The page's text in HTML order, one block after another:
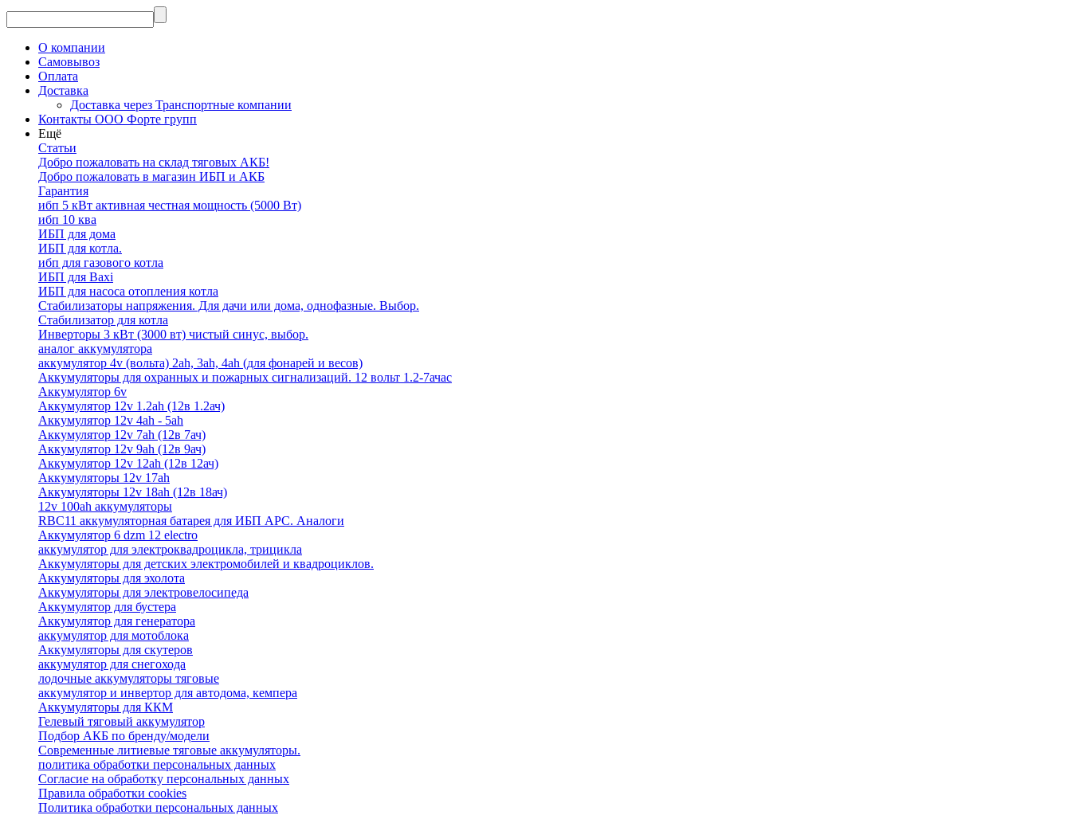
О компании
Самовывоз
Оплата
Доставка
Доставка через Транспортные компании
Контакты ООО Форте групп
Ещё
Статьи
Добро пожаловать на склад тяговых АКБ!
Добро пожаловать в магазин ИБП и АКБ
Гарантия
ибп 5 кВт активная честная мощность (5000 Вт)
ибп 10 ква
ИБП для дома
ИБП для котла.
ибп для газового котла
ИБП для Baxi
ИБП для насоса отопления котла
Стабилизаторы напряжения. Для дачи или дома, однофазные. Выбор.
Стабилизатор для котла
Инверторы 3 кВт (3000 вт) чистый синус, выбор.
аналог аккумулятора
аккумулятор 4v (вольта) 2ah, 3ah, 4ah (для фонарей и весов)
Аккумуляторы для охранных и пожарных сигнализаций. 12 вольт 1.2-7ачас
Аккумулятор 6v
Аккумулятор 12v 1.2ah (12в 1.2ач)
Аккумулятор 12v 4ah - 5ah
Аккумулятор 12v 7ah (12в 7ач)
Аккумулятор 12v 9ah (12в 9ач)
Аккумулятор 12v 12ah (12в 12ач)
Аккумуляторы 12v 17ah
Аккумуляторы 12v 18ah (12в 18ач)
12v 100ah аккумуляторы
RBC11 аккумуляторная батарея для ИБП APC. Аналоги
Аккумулятор 6 dzm 12 electro
аккумулятор для электроквадроцикла, трицикла
Аккумуляторы для детских электромобилей и квадроциклов.
Аккумуляторы для эхолота
Аккумуляторы для электровелосипеда
Аккумулятор для бустера
Аккумулятор для генератора
аккумулятор для мотоблока
Аккумуляторы для скутеров
аккумулятор для снегохода
лодочные аккумуляторы тяговые
аккумулятор и инвертор для автодома, кемпера
Аккумуляторы для ККМ
Гелевый тяговый аккумулятор
Подбор АКБ по бренду/модели
Современные литиевые тяговые аккумуляторы.
политика обработки персональных данных
Согласие на обработку персональных данных
Правила обработки cookies
Политика обработки персональных данных